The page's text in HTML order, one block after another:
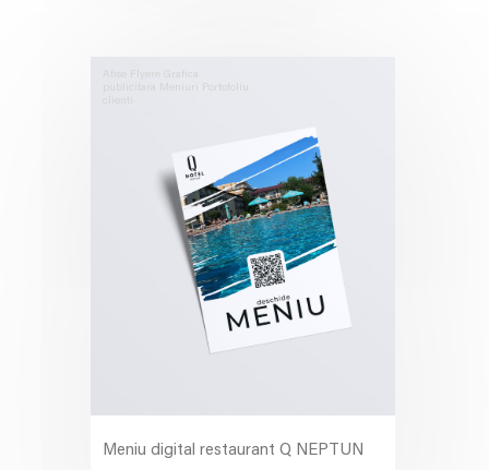
Flyere
Grafica
publicitara
Meniuri Portofoliu
clienti
Meniu digital restaurant Q NEPTUN